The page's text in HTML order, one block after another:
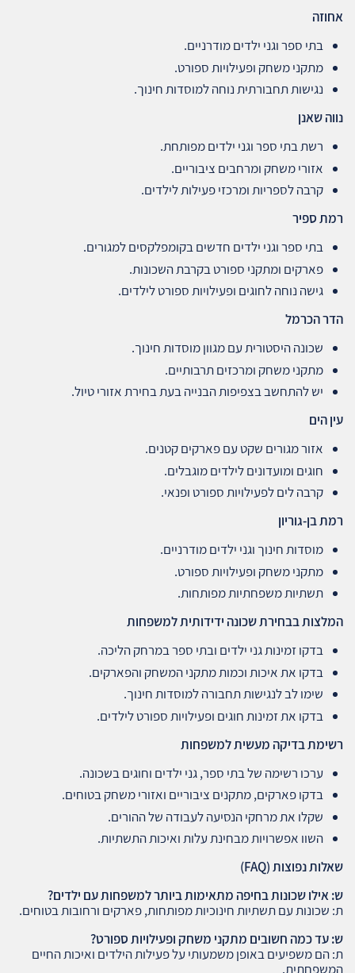
אחוזה
בתי ספר וגני ילדים מודרניים.
מתקני משחק ופעילויות ספורט.
נגישות תחבורתית נוחה למוסדות חינוך.
נווה שאנן
רשת בתי ספר וגני ילדים מפותחת.
אזורי משחק ומרחבים ציבוריים.
קרבה לספריות ומרכזי פעילות לילדים.
רמת ספיר
בתי ספר וגני ילדים חדשים בקומפלקסים למגורים.
פארקים ומתקני ספורט בקרבת השכונות.
גישה נוחה לחוגים ופעילויות ספורט לילדים.
הדר הכרמל
שכונה היסטורית עם מגוון מוסדות חינוך.
מתקני משחק ומרכזים תרבותיים.
יש להתחשב בצפיפות הבנייה בעת בחירת אזורי טיול.
עין הים
אזור מגורים שקט עם פארקים קטנים.
חוגים ומועדונים לילדים מוגבלים.
קרבה לים לפעילויות ספורט ופנאי.
רמת בן-גוריון
מוסדות חינוך וגני ילדים מודרניים.
מתקני משחק ופעילויות ספורט.
תשתיות משפחתיות מפותחות.
המלצות בבחירת שכונה ידידותית למשפחות
בדקו זמינות גני ילדים ובתי ספר במרחק הליכה.
בדקו את איכות וכמות מתקני המשחק והפארקים.
שימו לב לנגישות תחבורה למוסדות חינוך.
בדקו את זמינות חוגים ופעילויות ספורט לילדים.
רשימת בדיקה מעשית למשפחות
ערכו רשימה של בתי ספר, גני ילדים וחוגים בשכונה.
בדקו פארקים, מתקנים ציבוריים ואזורי משחק בטוחים.
שקלו את מרחקי הנסיעה לעבודה של ההורים.
השוו אפשרויות מבחינת עלות ואיכות התשתיות.
שאלות נפוצות(FAQ)
ש: אילו שכונות בחיפה מתאימות ביותר למשפחות עם ילדים?
ת: שכונות עם תשתיות חינוכיות מפותחות, פארקים ורחובות בטוחים.
ש: עד כמה חשובים מתקני משחק ופעילויות ספורט?
ת: הם משפיעים באופן משמעותי על פעילות הילדים ואיכות החיים
המשפחתית.